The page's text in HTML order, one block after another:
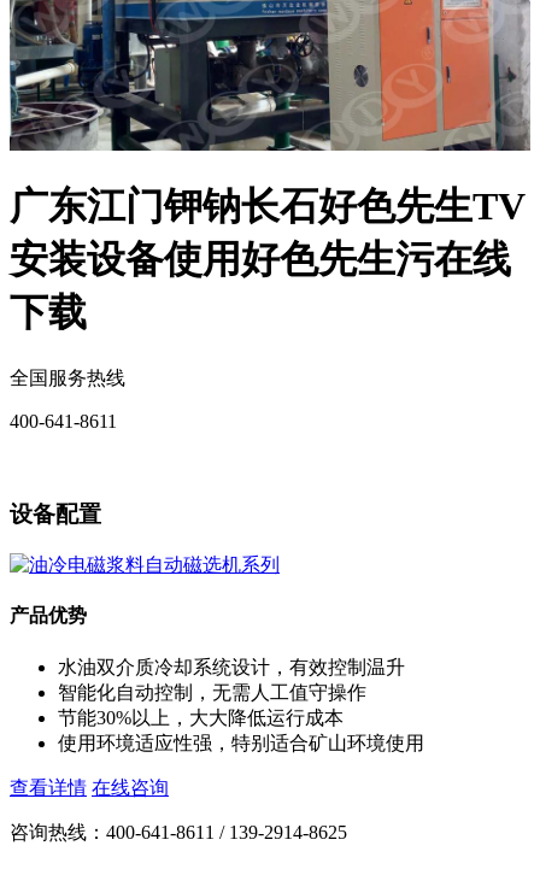
广东江门钾钠长石好色先生TV
安装设备使用好色先生污在线
下载
全国服务热线
400-641-8611
设备配置
产品优势
水油双介质冷却系统设计，有效控制温升
智能化自动控制，无需人工值守操作
节能30%以上，大大降低运行成本
使用环境适应性强，特别适合矿山环境使用
查看详情 在线咨询
咨询热线：400-641-8611 / 139-2914-8625